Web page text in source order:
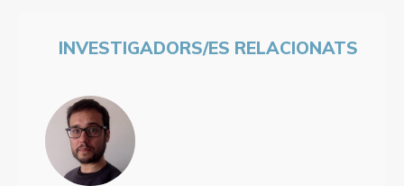
INVESTIGADORS/ES RELACIONATS